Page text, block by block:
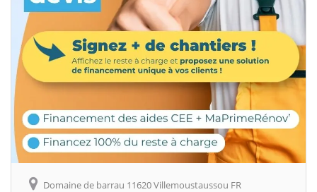
Domaine de barrau 11620 Villemoustaussou FR